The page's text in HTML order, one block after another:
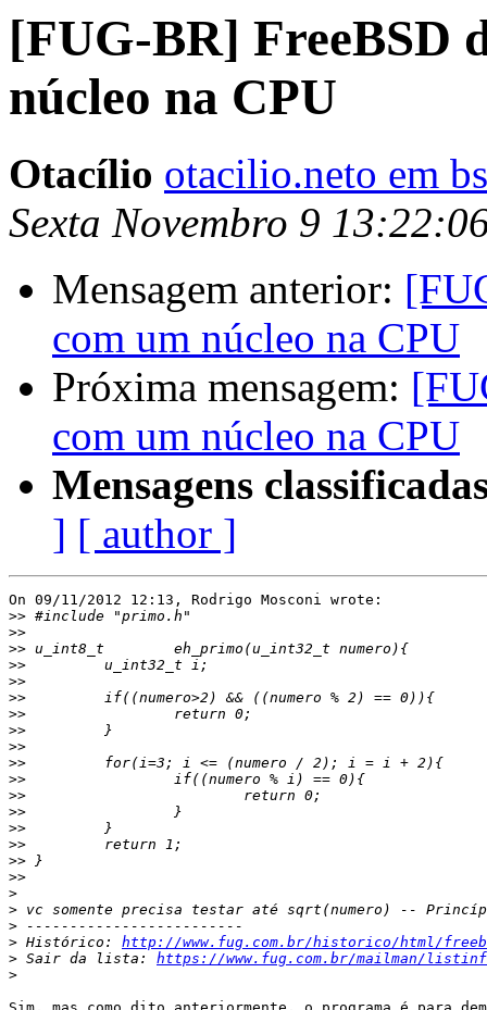
[FUG-BR] FreeBSD
núcleo na CPU
Otacílio otacilio.neto em
Sexta Novembro 9
Mensagem anterior:
com um núcleo na CPU
Próxima mensagem:
com um núcleo na CPU
Mensagens
] [ author ]
On 09/11/2012 12:13, Rodrigo Mosconi wrote:
>>
>>
>>
>>
>>
>>
>>
>>
>>
>>
>>
>>
>>
>>
>>
>>
>>
>
>
>
> Histórico: http://www.fug.com.br/historico/html/
> Sair da lista: https://www.fug.com.br/mailman/
>